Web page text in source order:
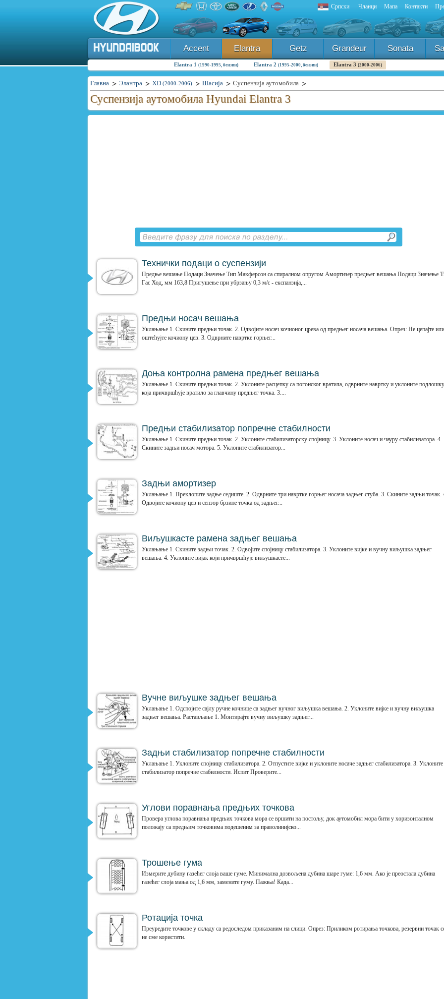
Српски Чланци Мапа Контакти
Accent Elantra Getz Grandeur Sonata
Elantra 1 (1990-1995, бензин) Elantra 2 (1995-2000, бензин) Elantra 3 (2000-2006)
Главна Элантра XD (2000-2006) Шасија Суспензија аутомобила
Суспензија аутомобила Hyundai Elantra 3
Технички подаци о суспензији
Предње вешање Подаци Значење Тип Макферсон са спиралном опругом Амортизер предњег вешања Подаци Значење
Гас Ход, мм 163,8 Пригушење при убрзању 0,3 м/с - експанзија,...
Предњи носач вешања
Уклањање 1. Скините предњи точак. 2. Одвојите носач кочионог црева од предњег носача вешања. Опрез: Не цепајте или
оштећујте кочиону цев. 3. Одврните навртке горњег...
Доња контролна рамена предњег вешања
Уклањање 1. Скините предњи точак. 2. Уклоните расцепку са погонског вратила, одврните навртку и уклоните подлошку
која причвршћује вратило за главчину предњег точка. 3....
Предњи стабилизатор попречне стабилности
Уклањање 1. Скините предњи точак. 2. Уклоните стабилизаторску спојницу. 3. Уклоните носач и чауру стабилизатора. 4.
Скините задњи носач мотора. 5. Уклоните стабилизатор...
Задњи амортизер
Уклањање 1. Преклопите задње седиште. 2. Одврните три навртке горњег носача задњег стуба. 3. Скините задњи точак.
Одвојите кочиону цев и сензор брзине точка од задњег...
Виљушкасте рамена задњег вешања
Уклањање 1. Скините задњи точак. 2. Одвојите спојницу стабилизатора. 3. Уклоните вијке и вучну виљушка задњег
вешања. 4. Уклоните вијак који причвршћује виљушкасте...
Вучне виљушке задњег вешања
Уклањање 1. Одспојите сајлу ручне кочнице са задњег вучног виљушка вешања. 2. Уклоните вијке и вучну виљушка
задњег вешања. Растављање 1. Монтирајте вучну виљушку задњег...
Задњи стабилизатор попречне стабилности
Уклањање 1. Уклоните спојницу стабилизатора. 2. Отпустите вијке и уклоните носаче задњег стабилизатора. 3. Уклоните
стабилизатор попречне стабилности. Испит Проверите...
Углови поравнања предњих точкова
Провера углова поравнања предњих точкова мора се вршити на постољу, док аутомобил мора бити у хоризонталном
положају са предњим точковима подешеним за праволинијско...
Трошење гума
Измерите дубину газећег слоја ваше гуме. Минимална дозвољена дубина шаре гуме: 1,6 мм. Ако је преостала дубина
газећег слоја мања од 1,6 мм, замените гуму. Пажња! Када...
Ротација точка
Преуредите точкове у складу са редоследом приказаним на слици. Опрез: Приликом ротирања точкова, резервни точак
не сме користити.